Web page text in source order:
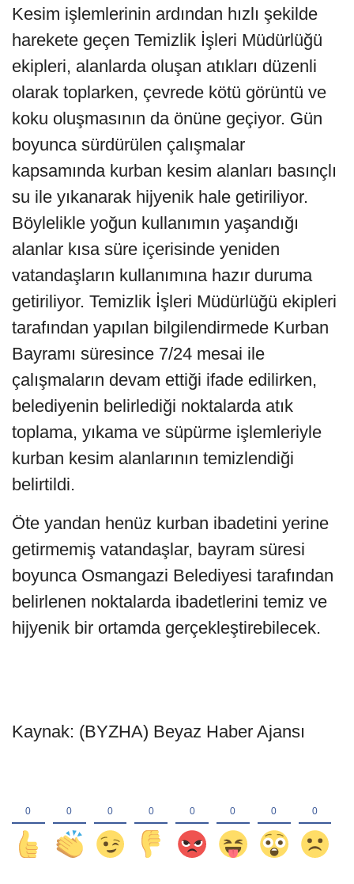
Kesim işlemlerinin ardından hızlı şekilde
harekete geçen Temizlik İşleri Müdürlüğü
ekipleri, alanlarda oluşan atıkları düzenli
olarak toplarken, çevrede kötü görüntü ve
koku oluşmasının da önüne geçiyor. Gün
boyunca sürdürülen çalışmalar
kapsamında kurban kesim alanları basınçlı
su ile yıkanarak hijyenik hale getiriliyor.
Böylelikle yoğun kullanımın yaşandığı
alanlar kısa süre içerisinde yeniden
vatandaşların kullanımına hazır duruma
getiriliyor. Temizlik İşleri Müdürlüğü ekipleri
tarafından yapılan bilgilendirmede Kurban
Bayramı süresince 7/24 mesai ile
çalışmaların devam ettiği ifade edilirken,
belediyenin belirlediği noktalarda atık
toplama, yıkama ve süpürme işlemleriyle
kurban kesim alanlarının temizlendiği
belirtildi.
Öte yandan henüz kurban ibadetini yerine
getirmemiş vatandaşlar, bayram süresi
boyunca Osmangazi Belediyesi tarafından
belirlenen noktalarda ibadetlerini temiz ve
hijyenik bir ortamda gerçekleştirebilecek.
Kaynak: (BYZHA) Beyaz Haber Ajansı